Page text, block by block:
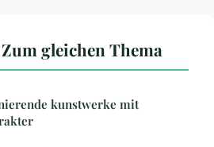
gleichen Thema
kunstwerke mit